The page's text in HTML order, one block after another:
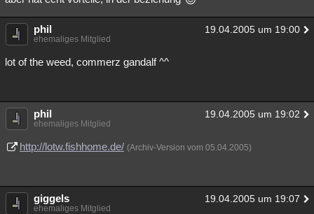
phil 19.04.2005 um 19:00
ehemaliges Mitglied
lot of the weed, commerz gandalf ^^
phil 19.04.2005 um 19:02
ehemaliges Mitglied
http://lotw.fishhome.de/ (Archiv-Version vom 05.04.2005)
giggels 19.04.2005 um 19:07
ehemaliges Mitglied